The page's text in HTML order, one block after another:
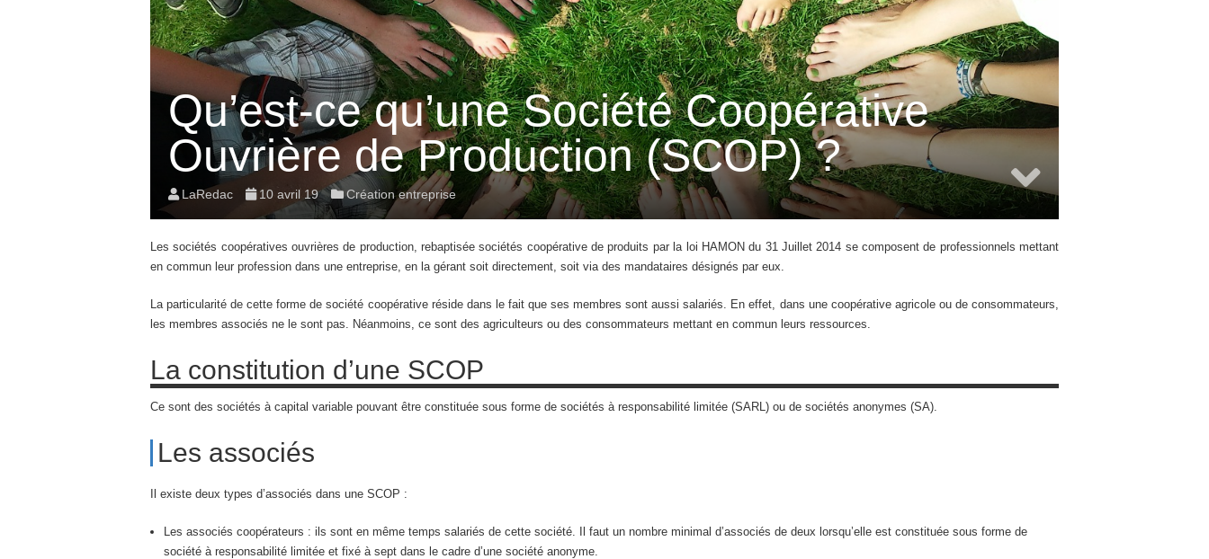
Qu’est-ce qu’une Société Coopérative
Ouvrière de Production (SCOP) ?
LaRedac 10 avril 19 Création entreprise
Les sociétés coopératives ouvrières de production, rebaptisée sociétés coopérative de produits par la loi HAMON du 31 Juillet 2014 se composent de professionnels mettant
en commun leur profession dans une entreprise, en la gérant soit directement, soit via des mandataires désignés par eux.
La particularité de cette forme de société coopérative réside dans le fait que ses membres sont aussi salariés. En effet, dans une coopérative agricole ou de consommateurs,
les membres associés ne le sont pas. Néanmoins, ce sont des agriculteurs ou des consommateurs mettant en commun leurs ressources.
La constitution d’une SCOP
Ce sont des sociétés à capital variable pouvant être constituée sous forme de sociétés à responsabilité limitée (SARL) ou de sociétés anonymes (SA).
Les associés
Il existe deux types d’associés dans une SCOP :
Les associés coopérateurs : ils sont en même temps salariés de cette société. Il faut un nombre minimal d’associés de deux lorsqu’elle est constituée sous forme de
société à responsabilité limitée et fixé à sept dans le cadre d’une société anonyme.